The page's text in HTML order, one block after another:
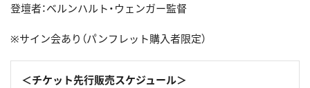
登壇者：ベルンハルト・ウェンガー監督
※サイン会あり（パンフレット購入者限定）
＜チケット先行販売スケジュール＞